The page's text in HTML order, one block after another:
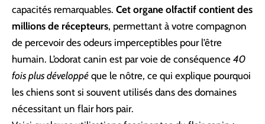
capacités remarquables. Cet organe olfactif contient des
millions de récepteurs, permettant à votre compagnon
de percevoir des odeurs imperceptibles pour l’être
humain. L’odorat canin est par voie de conséquence 40
fois plus développé que le nôtre, ce qui explique pourquoi
les chiens sont si souvent utilisés dans des domaines
nécessitant un flair hors pair.